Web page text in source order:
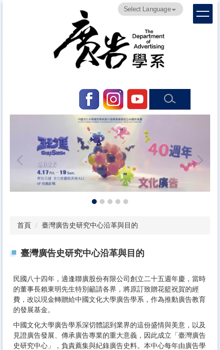
Translate
首頁 臺灣廣告史研究中心沿革與目的
臺灣廣告史研究中心沿革與目的
民國八十四年，適逢聯廣股份有限公司創立二十五週年慶， 當時
的董事長賴東明先生特別籲請各界， 將原訂致贈花籃祝賀的經
費， 改以現金轉贈給中國文化大學廣告學系， 作為推動廣告教育
的發展基金。
中國文化大學廣告學系深切體認到業界的這份盛情與美意， 以及
見證廣告發展、傳承廣告專業的重大意義，因此成立「臺灣廣告
史研究中心」，負責薦集與紀錄廣告史料。 本中心每年由廣告學